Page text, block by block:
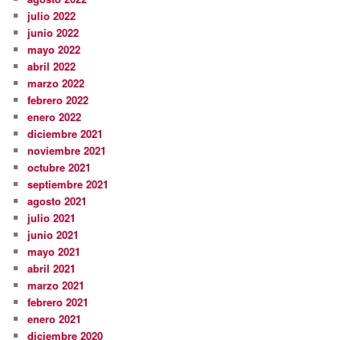
julio 2022
junio 2022
mayo 2022
abril 2022
marzo 2022
febrero 2022
enero 2022
diciembre 2021
noviembre 2021
octubre 2021
septiembre 2021
agosto 2021
julio 2021
junio 2021
mayo 2021
abril 2021
marzo 2021
febrero 2021
enero 2021
diciembre 2020